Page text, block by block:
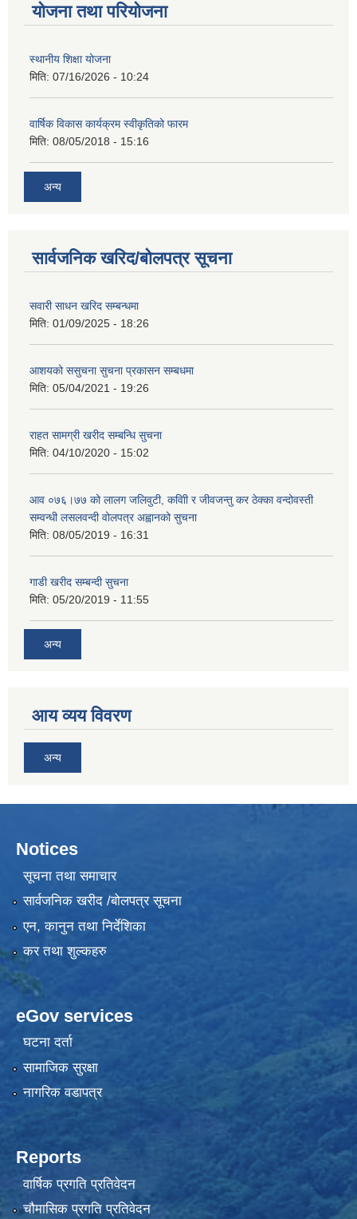
योजना तथा परियोजना
स्थानीय शिक्षा योजना
मिति: 07/16/2026 - 10:24
वार्षिक विकास कार्यक्रम स्वीकृतिको फारम
मिति: 08/05/2018 - 15:16
अन्य
सार्वजनिक खरिद/बोलपत्र सूचना
सवारी साधन खरिद सम्बन्धमा
मिति: 01/09/2025 - 18:26
आशयको ससुचना सुचना प्रकासन सम्बधमा
मिति: 05/04/2021 - 19:26
राहत सामग्री खरीद सम्बन्धि सुचना
मिति: 04/10/2020 - 15:02
आव ०७६।७७ को लालग जलिवुटी, कवािी र जीवजन्तु कर ठेक्का वन्दोवस्ती
सम्वन्धी लसलवन्दी वोलपत्र अह्वानको सुचना
मिति: 08/05/2019 - 16:31
गाडी खरीद सम्बन्दी सुचना
मिति: 05/20/2019 - 11:55
अन्य
आय व्यय विवरण
अन्य
Notices
सूचना तथा समाचार
सार्वजनिक खरीद /बोलपत्र सूचना
एन, कानुन तथा निर्देशिका
कर तथा शुल्कहरु
eGov services
घटना दर्ता
सामाजिक सुरक्षा
नागरिक वडापत्र
Reports
वार्षिक प्रगति प्रतिवेदन
चौमासिक प्रगति प्रतिवेदन